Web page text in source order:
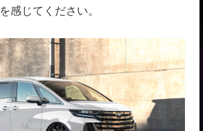
感じてください。